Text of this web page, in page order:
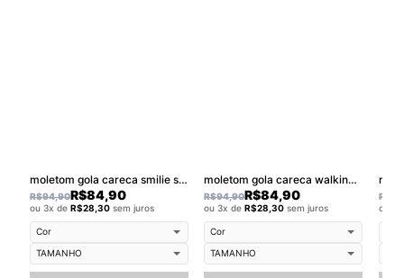
moletom gola careca smilie street
R$94,90R$84,90
ou 3x de R$28,30sem juros
moletom gola careca walkind smilie star
R$94,90R$84,90
ou 3x deR$28,30 sem juros
R$
ou